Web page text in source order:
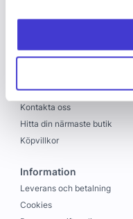
C&C
Jobba hos oss
Kontakta oss
Hitta din närmaste butik
Köpvillkor
Information
Leverans och betalning
Cookies